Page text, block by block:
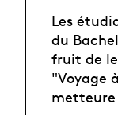
Les
du
fruit de
"Voyage
metteure